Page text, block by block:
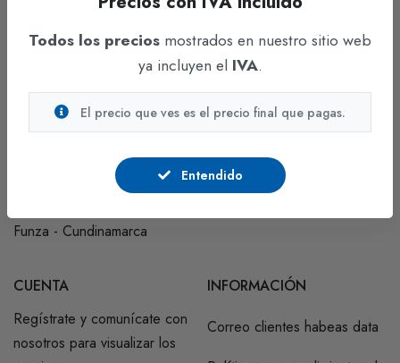
Hacemos lo mejor para construir el país ideal, con un grupo
Auto Medellín km. 7 costado occidental, Parque Industrial
Funza - Cundinamarca
CUENTA
Regístrate y comunícate con
nosotros para visualizar los
INFORMACIÓN
Correo clientes habeas data
Todos los precios mostrados en nuestro sitio web
ya incluyen el IVA.
El precio que ves es el precio final que pagas.
Entendido